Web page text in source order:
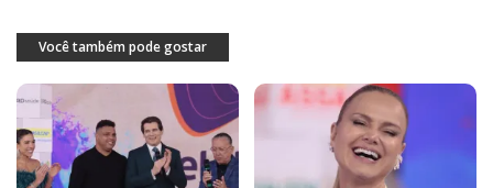
Você também pode gostar